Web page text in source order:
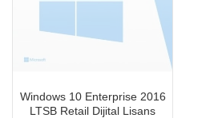
Şifremi Unuttum
Windows 10 Enterprise 2016
LTSB Retail Dijital Lisans